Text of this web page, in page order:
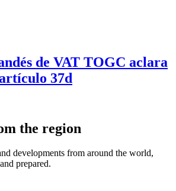
de VAT TOGC aclara
37d
the region
developments from around the world,
prepared.